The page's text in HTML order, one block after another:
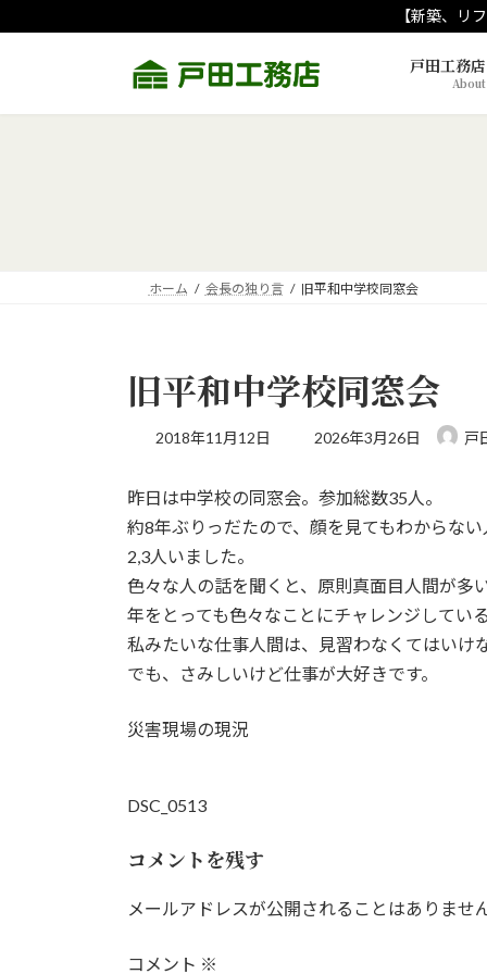
ン
ツ
ビ
シ
【新築、リ
戸田工務
ホーム 会長の独り言 旧平和中学校同窓会
旧平和中学校同窓会
2018年11月12日
最
新
日
時
2026年3月26日 戸
昨日は中学校の同窓会。参加総数35人。
約8年ぶりっだたので、顔を見てもわからない
2,3人いました。
色々な人の話を聞くと、原則真面目人間が多い
年をとっても色々なことにチャレンジしている
私みたいな仕事人間は、見習わなくてはいけな
でも、さみしいけど仕事が大好きです。
災害現場の現況
DSC_0513
コメントを残す
メールアドレスが公開されることはありません
コメント ※